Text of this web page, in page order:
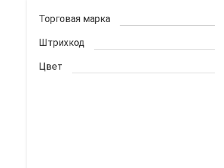
Торговая марка
Штрихкод
Цвет